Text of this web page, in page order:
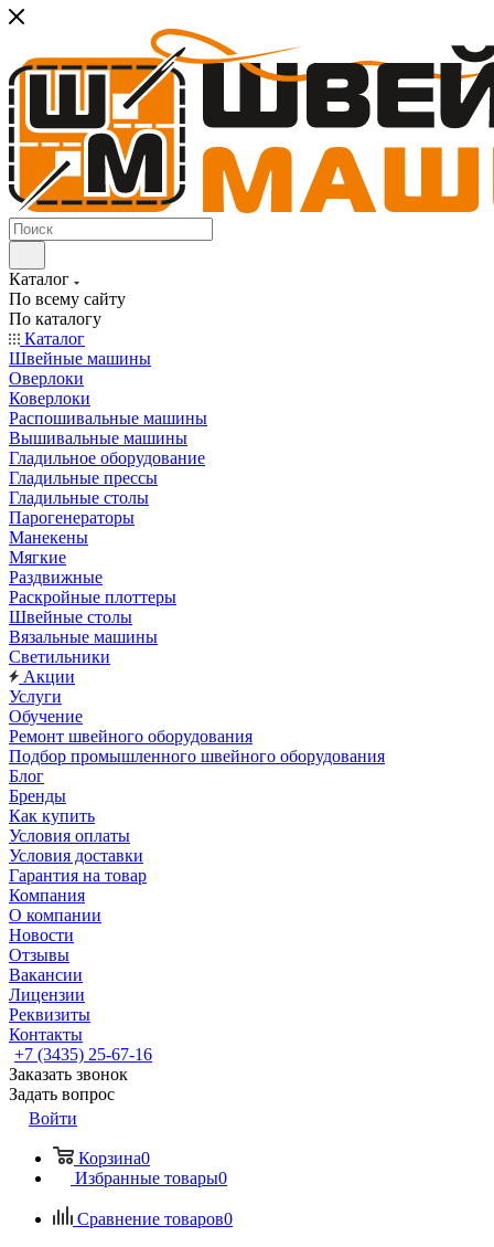
Каталог
По всему сайту
По каталогу
Каталог
Швейные машины
Оверлоки
Коверлоки
Распошивальные машины
Вышивальные машины
Гладильное оборудование
Гладильные прессы
Гладильные столы
Парогенераторы
Манекены
Мягкие
Раздвижные
Раскройные плоттеры
Швейные столы
Вязальные машины
Светильники
Акции
Услуги
Обучение
Ремонт швейного оборудования
Подбор промышленного швейного оборудования
Блог
Бренды
Как купить
Условия оплаты
Условия доставки
Гарантия на товар
Компания
О компании
Новости
Отзывы
Вакансии
Лицензии
Реквизиты
Контакты
+7 (3435) 25-67-16
Заказать звонок
Задать вопрос
Войти
Корзина0
Избранные товары0
Сравнение товаров0